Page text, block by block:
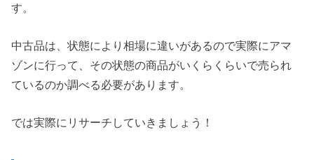
す。
中古品は、状態により相場に違いがあるので実際にアマ
ゾンに行って、その状態の商品がいくらくらいで売られ
ているのか調べる必要があります。
では実際にリサーチしていきましょう！